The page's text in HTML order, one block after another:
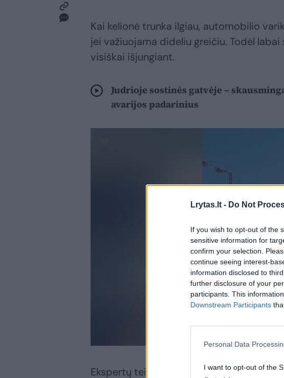
Lrytas.lt - Do Not
If you wish to opt-out of the
sensitive information for
confirm your selection.
continue seeing interest-
information disclosed to
further disclosure of your
participants. This
Downstream Participants
Personal Data
I want to opt-out of the
Kai kelionė trunka ilgiau, automobilio
jei važiuojama dideliu greičiu. Todėl
visiškai išjungiant.
Judrioje sostinės gatvėje –
avarijos padarinius
Ekspertų teigimu, tai ypač aktualu